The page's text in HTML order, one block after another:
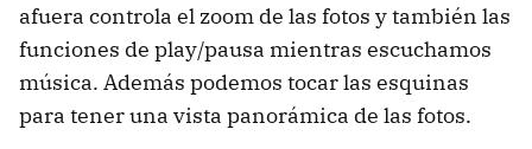
afuera controla el zoom de las fotos y también las
funciones de play/pausa mientras escuchamos
música. Además podemos tocar las esquinas
para tener una vista panorámica de las fotos.